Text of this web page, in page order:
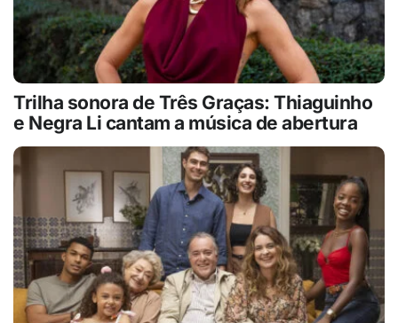
Trilha sonora de Três Graças: Thiaguinho
e Negra Li cantam a música de abertura